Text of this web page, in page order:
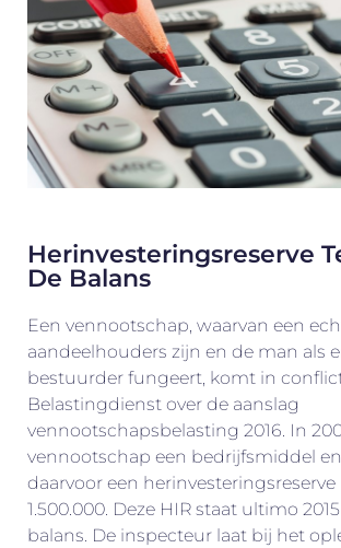
Herinvesteringsreserve
De Balans
Een vennootschap, waarvan een
aandeelhouders zijn en de man als
bestuurder fungeert, komt in
Belastingdienst over de aanslag
vennootschapsbelasting 2016. In
vennootschap een bedrijfsmiddel
daarvoor een herinvesteringsreserve
1.500.000. Deze HIR staat ultimo
balans. De inspecteur laat bij het